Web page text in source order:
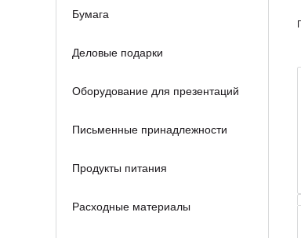
Бумага
Деловые подарки
Оборудование для презентаций
Письменные принадлежности
Продукты питания
Расходные материалы